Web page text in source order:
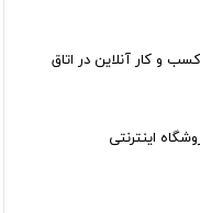
و کار آنلاین در اتاق
اینترنتی